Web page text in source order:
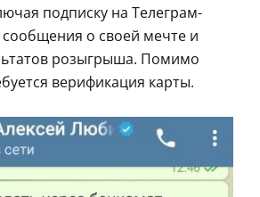
подписку на Телеграм-
сообщения о своей мечте и
розыгрыша. Помимо
верификация карты.